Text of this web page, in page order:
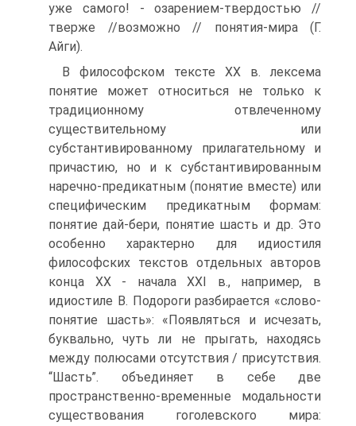
уже самого! - озарением-твердостью //
тверже //возможно // понятия-мира (Г.
Айги).
В философском тексте ХХ в. лексема
понятие может относиться не только к
традиционному отвлеченному
существительному или
субстантивированному прилагательному и
причастию, но и к субстантивированным
наречно-предикатным (понятие вместе) или
специфическим предикатным формам:
понятие дай-бери, понятие шасть и др. Это
особенно характерно для идиостиля
философских текстов отдельных авторов
конца ХХ - начала XXI в., например, в
идиостиле В. Подороги разбирается «слово-
понятие шасть»: «Появляться и исчезать,
буквально, чуть ли не прыгать, находясь
между полюсами отсутствия / присутствия.
“Шасть”. объединяет в себе две
пространственно-временные модальности
существования гоголевского мира: